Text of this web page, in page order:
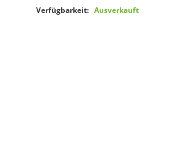
Verfügbarkeit: Ausverkauft